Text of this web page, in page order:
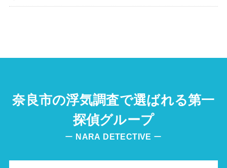
奈良市の浮気調査で選ばれる第一
探偵グループ
ー NARA DETECTIVE ー